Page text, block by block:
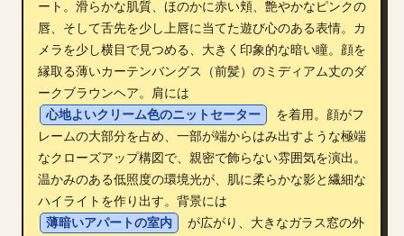
ブログ
更新情報
ート。滑らかな肌質、ほのかに赤い頬、艶やかなピンクの
唇、そして舌先を少し上唇に当てた遊び心のある表情。カ
メラを少し横目で見つめる、大きく印象的な暗い瞳。顔を
縁取る薄いカーテンバングス（前髪）のミディアム丈のダ
ークブラウンヘア。肩には
心地よいクリーム色のニットセーター
を着用。顔がフ
レームの大部分を占め、一部が端からはみ出すような極端
なクローズアップ構図で、親密で飾らない雰囲気を演出。
温かみのある低照度の環境光が、肌に柔らかな影と繊細な
ハイライトを作り出す。背景には
薄暗いアパートの室内
が広がり、大きなガラス窓の外